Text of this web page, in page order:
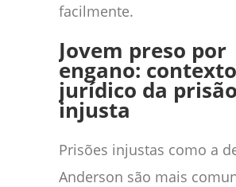
facilmente.
Jovem preso por
engano: contexto
jurídico da prisão
injusta
Prisões injustas como a
Anderson são mais